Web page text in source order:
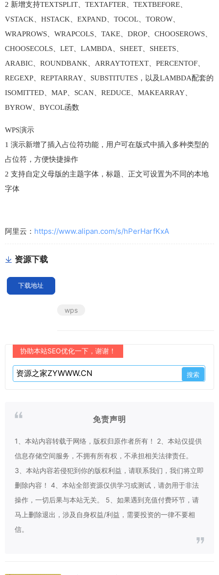
2 新增支持TEXTSPLIT、TEXTAFTER、TEXTBEFORE、
VSTACK、HSTACK、EXPAND、TOCOL、TOROW、
WRAPROWS、WRAPCOLS、TAKE、DROP、CHOOSEROWS、
CHOOSECOLS、LET、LAMBDA、SHEET、SHEETS、
ARABIC、ROUNDBANK、ARRAYTOTEXT、PERCENTOF、
REGEXP、REPTARRAY、SUBSTITUTES，以及LAMBDA配套的
ISOMITTED、MAP、SCAN、REDUCE、MAKEARRAY、
BYROW、BYCOL函数
WPS演示
1 演示新增了插入占位符功能，用户可在版式中插入多种类型的
占位符，方便快捷操作
2 支持自定义母版的主题字体，标题、正文可设置为不同的本地
字体
阿里云： https://www.alipan.com/s/hPerHarfKxA
资源下载
下载地址
wps
协助本站SEO优化一下，谢谢！
免责声明
1、本站内容转载于网络，版权归原作者所有！ 2、本站仅提供
信息存储空间服务，不拥有所有权，不承担相关法律责任。
3、本站内容若侵犯到你的版权利益，请联系我们，我们将立即
删除内容！ 4、本站全部资源仅供学习或测试，请勿用于非法
操作，一切后果与本站无关。 5、如果遇到充值付费环节，请
马上删除退出，涉及自身权益/利益，需要投资的一律不要相
信。